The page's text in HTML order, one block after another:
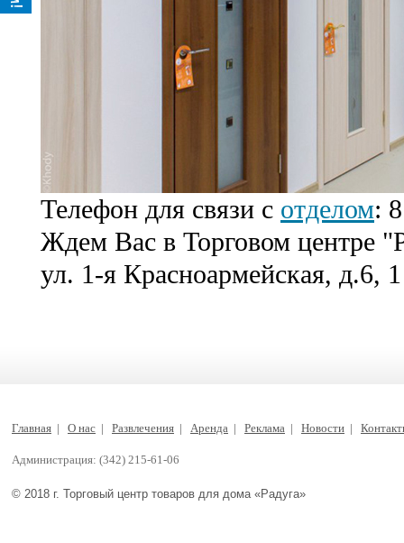
Телефон для связи с отделом:
Ждем Вас в Торговом центре
ул. 1-я Красноармейская, д.6,
Администрация: (342) 215-61-06
© 2018 г. Торговый центр товаров для дома «Радуга»
Главная | О нас | Развлечения | Аренда | Реклама | Новости |